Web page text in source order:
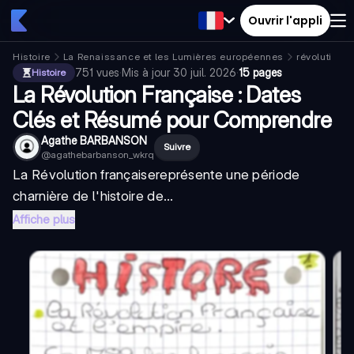
Ouvrir l'appli
Histoire La Renaissance et les Lumières européennes
révolution
Histoire
751 vues·Mis à jour 30 juil. 2026·15 pages
La Révolution Française : Dates
Clés et Résumé pour Comprendre
Agathe BARBANSON
@agathebarbanson_wkrq
Suivre
La Révolution françaisereprésente une période
charnière de l'histoire de...
Affiche plus